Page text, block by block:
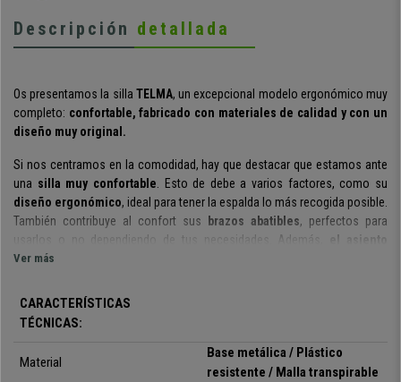
Descripción detallada
Ospresentamos la silla TELMA, un excepcional modelo ergonómico muy
completo: confortable, fabricado con materiales de calidad y con un
diseño muy original.
Si nos centramos en la comodidad, hay que destacar que estamos ante
una silla muy confortable . Esto de debe a varios factores, como su
diseño ergonómico, ideal para tener la espalda lo más recogida posible.
También contribuye al confort sus brazos abatibles, perfectos para
usarlos o no dependiendo de tus necesidades. Además,
el asiento
cuenta con un gran acolchado
Otro aspecto a destacar es su
con posibilidad de bloqueo en 3 posiciones. Podrás accionarlo con el
botón giratorio en la palanca de ajuste de altura de manera muy sencilla
Este mecanismo es muy útil si tienes que pasar en la silla largos
Ver más
CARACTERÍSTICAS
TÉCNICAS:
Material
Base metálica / Plástico
resistente / Malla transpirable